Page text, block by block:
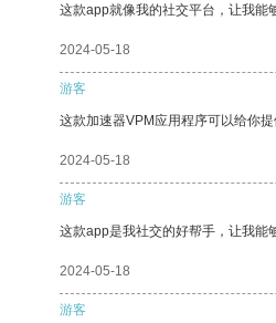
这款app就像我的社交平台，让我能
2024-05-18
游客
这款加速器VPM应用程序可以给你
2024-05-18
游客
这款app是我社交的好帮手，让我能
2024-05-18
游客